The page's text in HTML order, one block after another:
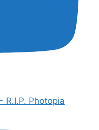
R.I.P. Photopia